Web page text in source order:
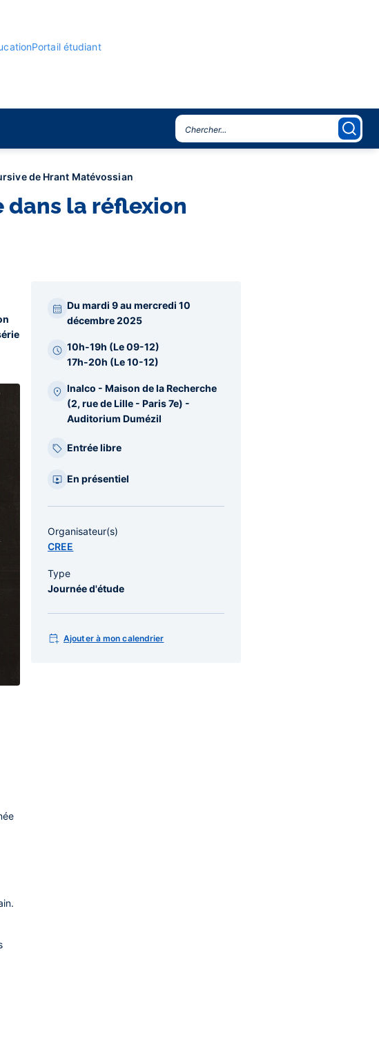
Portail étudiant
de Hrant Matévossian
dans la réflexion
Paragraphes
barre
latérale
Du mardi 9 au mercredi 10
décembre 2025
10h-19h (Le 09-12)
17h-20h (Le 10-12)
Inalco - Maison de la Recherche
(2, rue de Lille - Paris 7e) -
Auditorium Dumézil
Entrée libre
En présentiel
Organisateur(s)
CREE
Type
Journée d'étude
Ajouter à mon calendrier